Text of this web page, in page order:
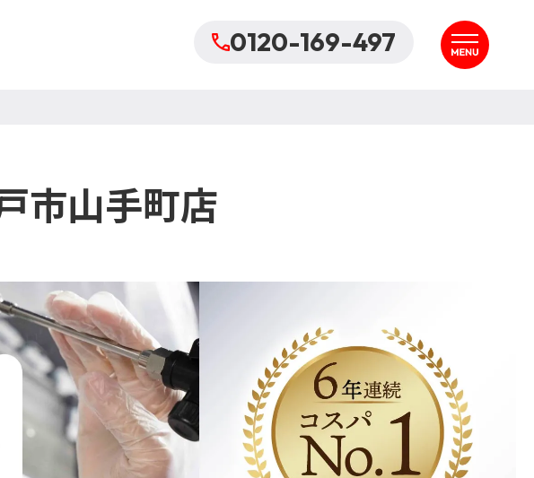
0120-169-497
市山手町店